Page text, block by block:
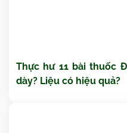
Thực hư 11 bài thuốc
dày? Liệu có hiệu quả?